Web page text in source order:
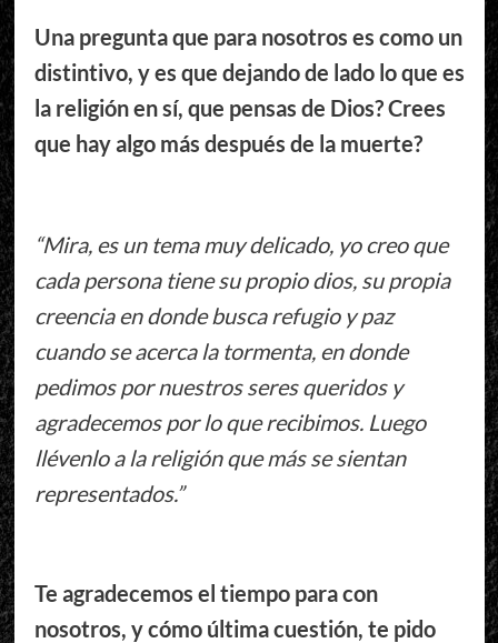
Una pregunta que para nosotros es como un
distintivo, y es que dejando de lado lo que es
la religión en sí, que pensas de Dios? Crees
que hay algo más después de la muerte?
“Mira, es un tema muy delicado, yo creo que
cada persona tiene su propio dios, su propia
creencia en donde busca refugio y paz
cuando se acerca la tormenta, en donde
pedimos por nuestros seres queridos y
agradecemos por lo que recibimos. Luego
llévenlo a la religión que más se sientan
representados.”
Te agradecemos el tiempo para con
nosotros, y cómo última cuestión, te pido